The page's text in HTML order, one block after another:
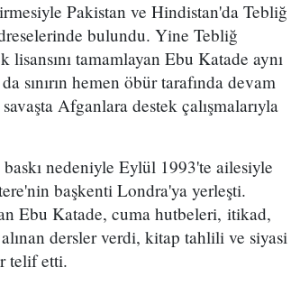
Pakistan ve Hindistan'da Tebliğ
bulundu. Yine Tebliğ
tamamlayan Ebu Katade aynı
sınırın hemen öbür tarafında devam
Afganlara destek çalışmalarıyla
nedeniyle Eylül 1993'te ailesiyle
başkenti Londra'ya yerleşti.
Ebu Katade, cuma hutbeleri, itikad,
dersler verdi, kitap tahlili ve siyasi
telif etti.